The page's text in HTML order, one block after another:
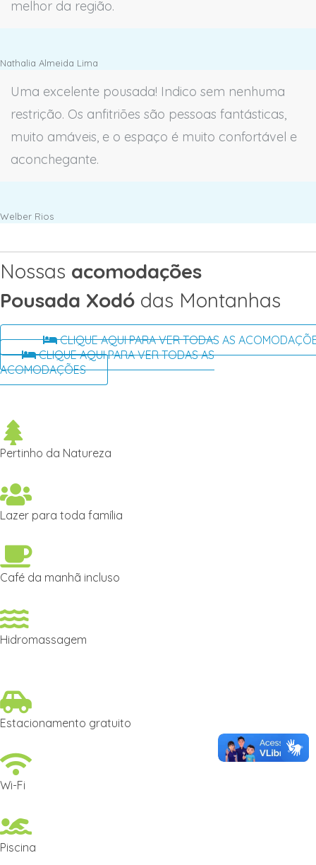
melhor da região.
Nathalia Almeida Lima
Uma excelente pousada! Indico sem nenhuma
restrição. Os anfitriões são pessoas fantásticas,
muito amáveis, e o espaço é muito confortável e
aconchegante.
Welber Rios
Nossas acomodações
Pousada Xodó das Montanhas
CLIQUE AQUI PARA VER TODAS AS
CLIQUE AQUI PARA VER TODAS AS
ACOMODAÇÕES
Pertinho da Natureza
Lazer para toda família
Café da manhã incluso
Hidromassagem
Estacionamento gratuito
Wi-Fi
Piscina